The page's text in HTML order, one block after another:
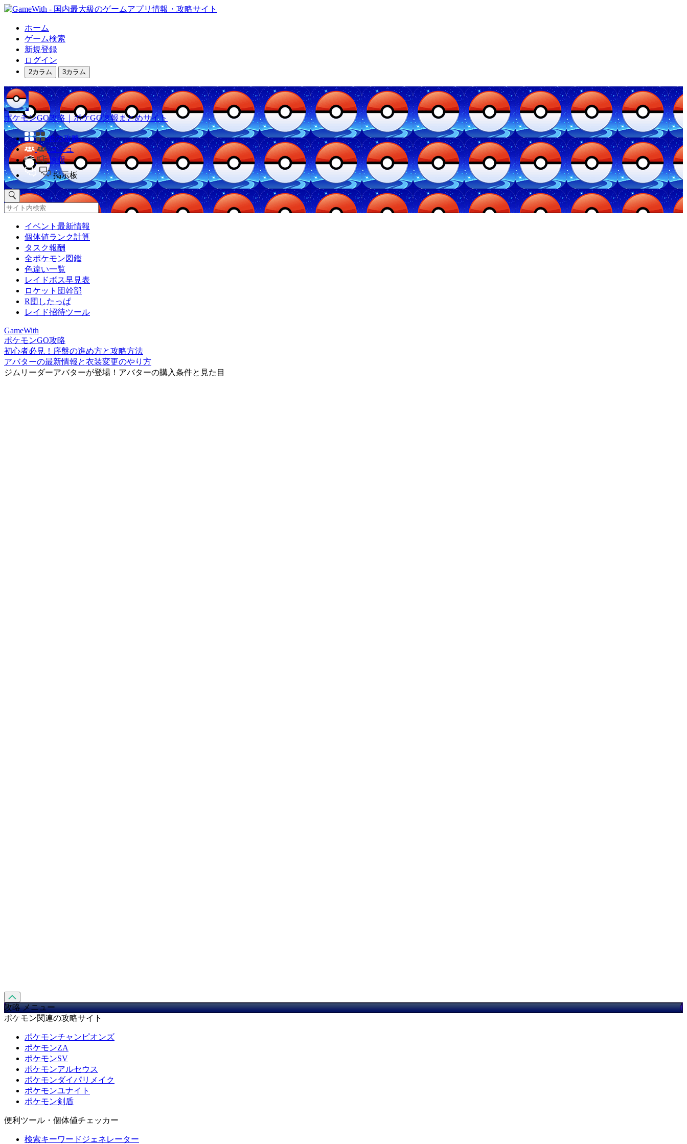
ホーム
ゲーム検索
新規登録
ログイン
2カラム 3カラム
ポケモンGO攻略｜ポケGO速報まとめサイト
他の攻略
コミュ
速報
掲示板
イベント最新情報
個体値ランク計算
タスク報酬
全ポケモン図鑑
色違い一覧
レイドボス早見表
ロケット団幹部
R団したっぱ
レイド招待ツール
GameWith
ポケモンGO攻略
初心者必見！序盤の進め方と攻略方法
アバターの最新情報と衣装変更のやり方
ジムリーダーアバターが登場！アバターの購入条件と見た目
攻略 メニュー
ポケモン関連の攻略サイト
ポケモンチャンピオンズ
ポケモンZA
ポケモンSV
ポケモンアルセウス
ポケモンダイパリメイク
ポケモンユナイト
ポケモン剣盾
便利ツール・個体値チェッカー
検索キーワードジェネレーター